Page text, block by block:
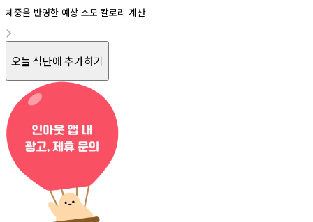
체중을 반영한 예상 소모 칼로리 계산
오늘 식단에 추가하기